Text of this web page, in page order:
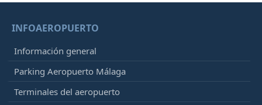
INFOAEROPUERTO
Información general
Parking Aeropuerto Málaga
Terminales del aeropuerto